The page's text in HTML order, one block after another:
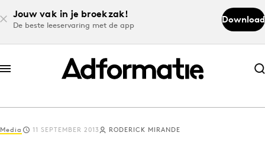
Jouw vak in je broekzak!
De beste leeservaring met de app
Download
Abonneer nu
Abonneer nu
Log in
Media 11 SEPTEMBER 2013 RODERICK MIRANDE